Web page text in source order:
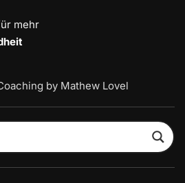
mehr
by Mathew Lovel